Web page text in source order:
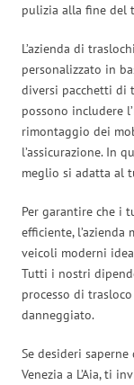
pulizia alla fine del
L’azienda di
personalizzato in
diversi pacchetti di
possono includere
rimontaggio dei
l’assicurazione. In
meglio si adatta al
Per garantire che i
efficiente,
veicoli moderni
Tutti i nostri
processo di
danneggiato.
Se desideri
Venezia a L’Aia, ti